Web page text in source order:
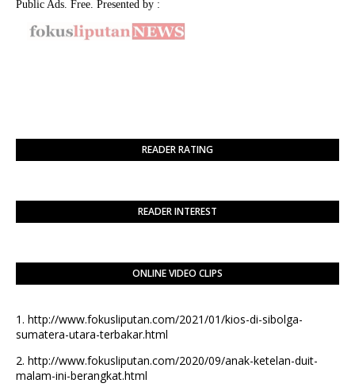
Public Ads. Free. Presented by :
READER RATING
READER INTEREST
ONLINE VIDEO CLIPS
1. http://www.fokusliputan.com/2021/01/kios-di-sibolga-
sumatera-utara-terbakar.html
2. http://www.fokusliputan.com/2020/09/anak-ketelan-duit-
malam-ini-berangkat.html